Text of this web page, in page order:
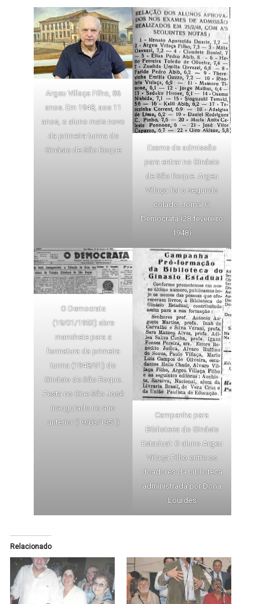
Argeu Villaça Filho, 86
anos. Em 1948, aos 11
anos, o aluno mais novo
da primeira turma do
Ginásio de São Roque
Exame de admissão
para entrar no Ginásio
de São Roque. Argeu
Villaça foi o segundo
colado. Jornal O
Democrata (28 fevereiro
1948)
O Democrata
(19/01/1952) abre
manchete para a
formatura da primeira
turma (1948/51) do
Ginásio de São Roque.
Festa no Cine São José
inaugurado no ano
anterior (19/03/1951)
Campanha para
Biblioteca do Ginásio
Estadual: O aluno Argeu
Villaça Filho entre os
doadores da biblioteca
administrada por Dona
Lourdes
Relacionado